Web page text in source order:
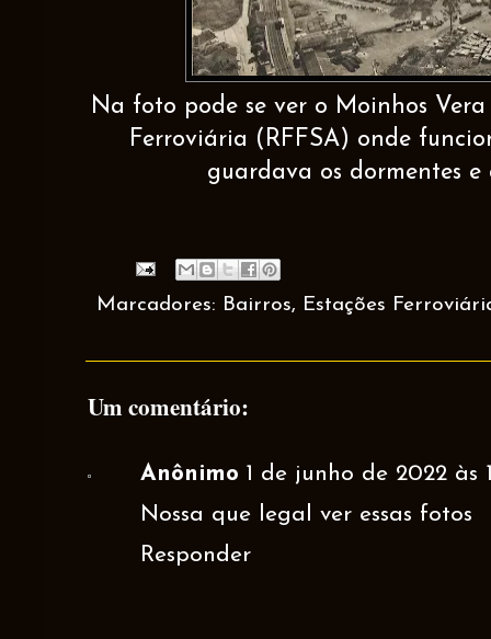
Na foto pode se ver o Moinhos
Ferroviária (RFFSA) onde
guardava os dormentes e
Marcadores: Bairros, Estações
Um comentário:
Anônimo 1 de junho de 2022 às
Nossa que legal ver essas fotos
Responder